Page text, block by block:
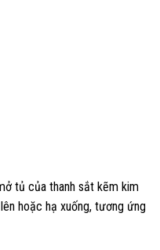
tủ của thanh sắt kẽm kim
hoặc hạ xuống, tương ứng